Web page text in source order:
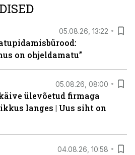
05.08.26, 13:22
on ohjeldamatu”
05.08.26, 08:00
ülevõetud firmaga
langes | Uus siht on
04.08.26, 10:58